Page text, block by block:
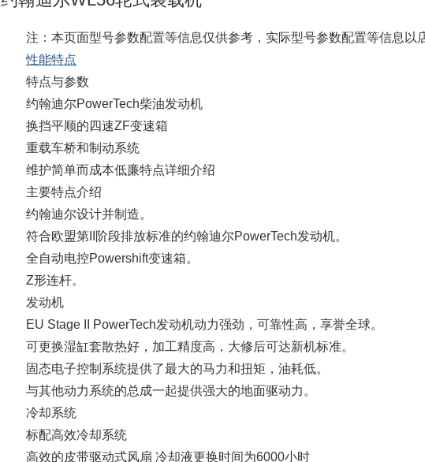
注：本页面型号参数配置等信息仅供参考，实际型号参数配置等信息以
性能特点
特点与参数
约翰迪尔PowerTech柴油发动机
换挡平顺的四速ZF变速箱
重载车桥和制动系统
维护简单而成本低廉特点详细介绍
主要特点介绍
约翰迪尔设计并制造。
符合欧盟第II阶段排放标准的约翰迪尔PowerTech发动机。
全自动电控Powershift变速箱。
Z形连杆。
发动机
EU Stage II PowerTech发动机动力强劲，可靠性高，享誉全球。
可更换湿缸套散热好，加工精度高，大修后可达新机标准。
固态电子控制系统提供了最大的马力和扭矩，油耗低。
与其他动力系统的总成一起提供强大的地面驱动力。
冷却系统
标配高效冷却系统
高效的皮带驱动式风扇 冷却液更换时间为6000小时